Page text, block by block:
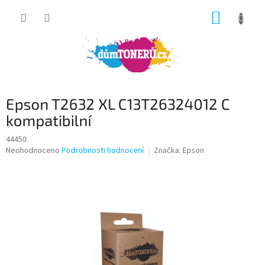
Epson T2632 XL C13T26324012 C
kompatibilní
44450
Průměrné
Neohodnoceno Podrobnosti hodnocení Značka: Epson